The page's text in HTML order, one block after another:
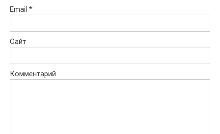
Email *
Сайт
Комментарий